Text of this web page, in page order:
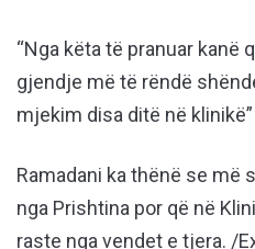
“Nga këta të pranuar kanë
gjendje më të rëndë
mjekim disa ditë në
Ramadani ka thënë se më
nga Prishtina por që në
raste nga vendet e tjera. /